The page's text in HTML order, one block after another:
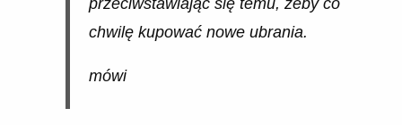
chwilę kupować nowe ubrania.
mówi